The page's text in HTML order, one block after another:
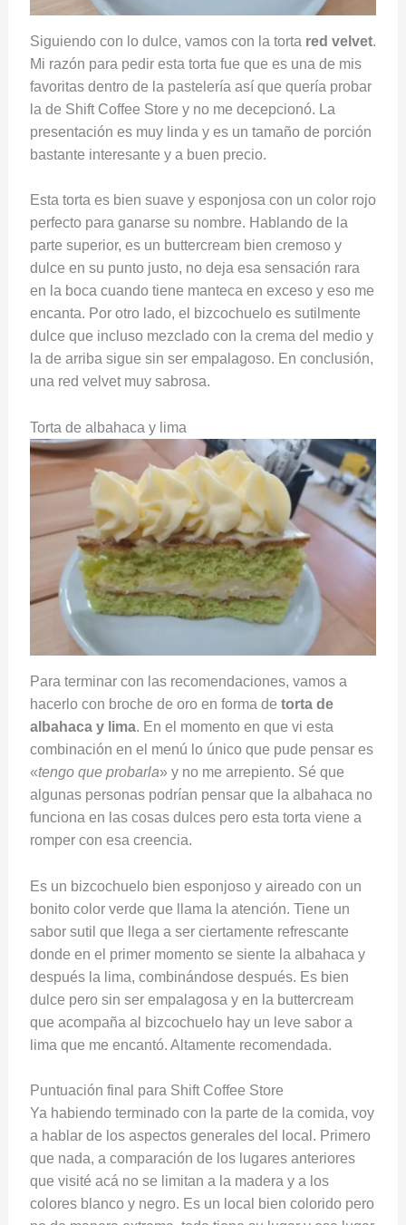
Siguiendo con lo dulce, vamos con la torta red velvet.
Mi razón para pedir esta torta fue que es una de mis
favoritas dentro de la pastelería así que quería probar
la de Shift Coffee Store y no me decepcionó. La
presentación es muy linda y es un tamaño de porción
bastante interesante y a buen precio.
Esta torta es bien suave y esponjosa con un color rojo
perfecto para ganarse su nombre. Hablando de la
parte superior, es un buttercream bien cremoso y
dulce en su punto justo, no deja esa sensación rara
en la boca cuando tiene manteca en exceso y eso me
encanta. Por otro lado, el bizcochuelo es sutilmente
dulce que incluso mezclado con la crema del medio y
la de arriba sigue sin ser empalagoso. En conclusión,
una red velvet muy sabrosa.
Torta de albahaca y lima
Para terminar con las recomendaciones, vamos a
hacerlo con broche de oro en forma de torta de
albahaca y lima. En el momento en que vi esta
combinación en el menú lo único que pude pensar es
«tengo que probarla» y no me arrepiento. Sé que
algunas personas podrían pensar que la albahaca no
funciona en las cosas dulces pero esta torta viene a
romper con esa creencia.
Es un bizcochuelo bien esponjoso y aireado con un
bonito color verde que llama la atención. Tiene un
sabor sutil que llega a ser ciertamente refrescante
donde en el primer momento se siente la albahaca y
después la lima, combinándose después. Es bien
dulce pero sin ser empalagosa y en la buttercream
que acompaña al bizcochuelo hay un leve sabor a
lima que me encantó. Altamente recomendada.
Puntuación final para Shift Coffee Store
Ya habiendo terminado con la parte de la comida, voy
a hablar de los aspectos generales del local. Primero
que nada, a comparación de los lugares anteriores
que visité acá no se limitan a la madera y a los
colores blanco y negro. Es un local bien colorido pero